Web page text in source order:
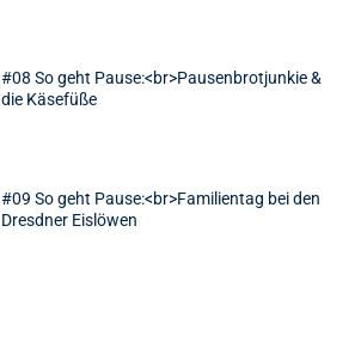
#08 So geht Pause:<br>Pausenbrotjunkie &
die Käsefüße
#09 So geht Pause:<br>Familientag bei den
Dresdner Eislöwen